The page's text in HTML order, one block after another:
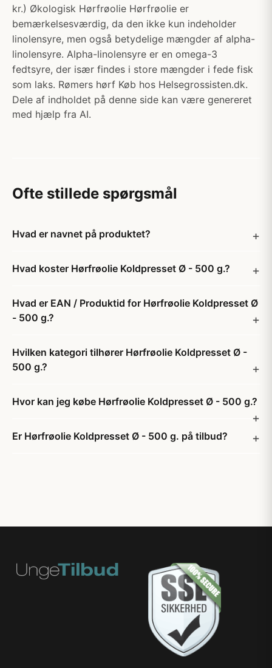
kr.) Økologisk Hørfrøolie Hørfrøolie er
bemærkelsesværdig, da den ikke kun indeholder
linolensyre, men også betydelige mængder af alpha-
linolensyre. Alpha-linolensyre er en omega-3
fedtsyre, der især findes i store mængder i fede fisk
som laks. Rømers hørf Køb hos Helsegrossisten.dk.
Dele af indholdet på denne side kan være genereret
med hjælp fra AI.
Ofte stillede spørgsmål
Hvad er navnet på produktet?
Hvad koster Hørfrøolie Koldpresset Ø - 500 g.?
Hvad er EAN / Produktid for Hørfrøolie Koldpresset Ø
- 500 g.?
Hvilken kategori tilhører Hørfrøolie Koldpresset Ø -
500 g.?
Hvor kan jeg købe Hørfrøolie Koldpresset Ø - 500 g.?
Er Hørfrøolie Koldpresset Ø - 500 g. på tilbud?